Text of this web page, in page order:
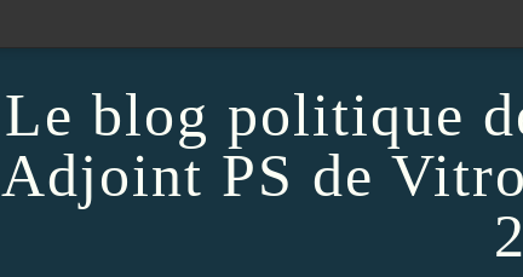
Le blog politique
Adjoint PS de